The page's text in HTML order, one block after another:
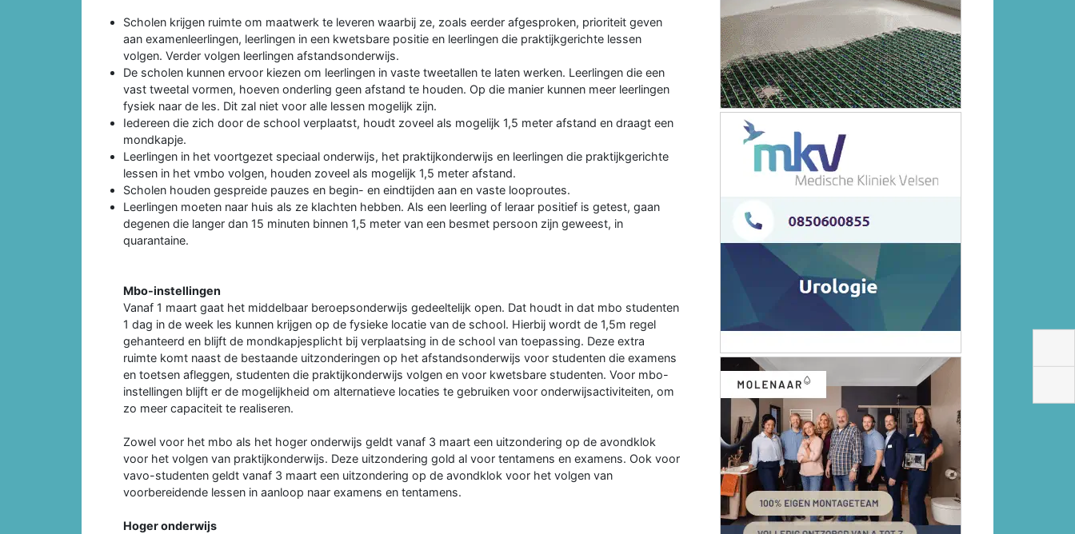
Scholen krijgen ruimte om maatwerk te leveren waarbij ze, zoals eerder afgesproken, prioriteit geven
aan examenleerlingen, leerlingen in een kwetsbare positie en leerlingen die praktijkgerichte lessen
volgen. Verder volgen leerlingen afstandsonderwijs.
De scholen kunnen ervoor kiezen om leerlingen in vaste tweetallen te laten werken. Leerlingen die een
vast tweetal vormen, hoeven onderling geen afstand te houden. Op die manier kunnen meer leerlingen
fysiek naar de les. Dit zal niet voor alle lessen mogelijk zijn.
Iedereen die zich door de school verplaatst, houdt zoveel als mogelijk 1,5 meter afstand en draagt een
mondkapje.
Leerlingen in het voortgezet speciaal onderwijs, het praktijkonderwijs en leerlingen die praktijkgerichte
lessen in het vmbo volgen, houden zoveel als mogelijk 1,5 meter afstand.
Scholen houden gespreide pauzes en begin- en eindtijden aan en vaste looproutes.
Leerlingen moeten naar huis als ze klachten hebben. Als een leerling of leraar positief is getest, gaan
degenen die langer dan 15 minuten binnen 1,5 meter van een besmet persoon zijn geweest, in
quarantaine.
Mbo-instellingen
Vanaf 1 maart gaat het middelbaar beroepsonderwijs gedeeltelijk open. Dat houdt in dat mbo studenten
1 dag in de week les kunnen krijgen op de fysieke locatie van de school. Hierbij wordt de 1,5m regel
gehanteerd en blijft de mondkapjesplicht bij verplaatsing in de school van toepassing. Deze extra
ruimte komt naast de bestaande uitzonderingen op het afstandsonderwijs voor studenten die examens
en toetsen afleggen, studenten die praktijkonderwijs volgen en voor kwetsbare studenten. Voor mbo-
instellingen blijft er de mogelijkheid om alternatieve locaties te gebruiken voor onderwijsactiviteiten, om
zo meer capaciteit te realiseren.
Zowel voor het mbo als het hoger onderwijs geldt vanaf 3 maart een uitzondering op de avondklok
voor het volgen van praktijkonderwijs. Deze uitzondering gold al voor tentamens en examens. Ook voor
vavo-studenten geldt vanaf 3 maart een uitzondering op de avondklok voor het volgen van
voorbereidende lessen in aanloop naar examens en tentamens.
Hoger onderwijs